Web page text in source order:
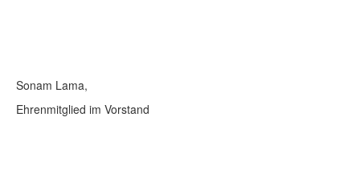
Sonam Lama,
Ehrenmitglied im Vorstand